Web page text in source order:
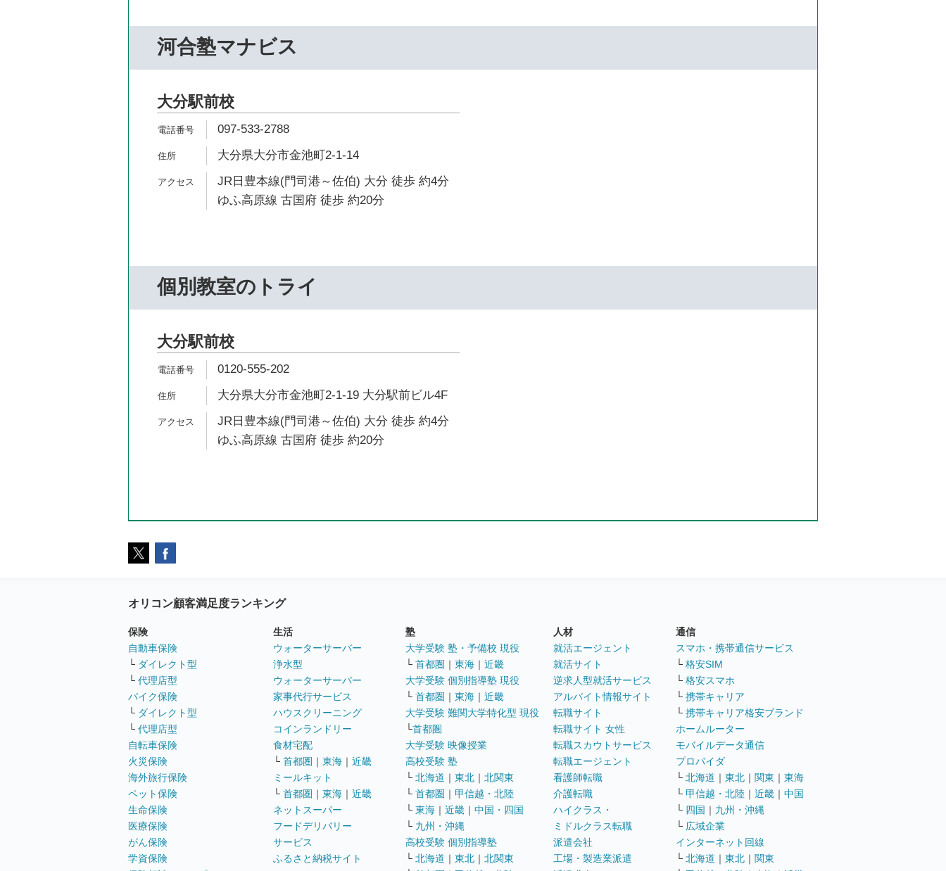
河合塾マナビス
大分駅前校
097-533-2788
大分県大分市金池町2-1-14
JR日豊本線(門司港～佐伯) 大分 徒歩 約4分
ゆふ高原線 古国府 徒歩 約20分
個別教室のトライ
大分駅前校
0120-555-202
大分県大分市金池町2-1-19 大分駅前ビル4F
JR日豊本線(門司港～佐伯) 大分 徒歩 約4分
ゆふ高原線 古国府 徒歩 約20分
オリコン顧客満足度ランキング
保険
自動車保険
└ ダイレクト型
└ 代理店型
バイク保険
└ ダイレクト型
└ 代理店型
自転車保険
火災保険
海外旅行保険
ペット保険
生命保険
医療保険
がん保険
学資保険
生活
ウォーターサーバー
浄水型
ウォーターサーバー
家事代行サービス
ハウスクリーニング
コインランドリー
食材宅配
└ 首都圏 ｜ 東海 ｜ 近畿
ミールキット
└ 首都圏 ｜ 東海 ｜ 近畿
ネットスーパー
フードデリバリー
サービス
ふるさと納税サイト
塾
大学受験 塾・予備校 現役
└ 首都圏 ｜ 東海 ｜ 近畿
大学受験 個別指導塾 現役
└ 首都圏 ｜ 東海 ｜ 近畿
大学受験 難関大学特化型 現役
└首都圏
大学受験 映像授業
高校受験 塾
└ 北海道 ｜ 東北 ｜ 北関東
└ 首都圏 ｜ 甲信越・北陸
└ 東海 ｜ 近畿 ｜ 中国・四国
└ 九州・沖縄
高校受験 個別指導塾
└ 北海道 ｜ 東北 ｜ 北関東
人材
就活エージェント
就活サイト
逆求人型就活サービス
アルバイト情報サイト
転職サイト
転職サイト 女性
転職スカウトサービス
転職エージェント
看護師転職
介護転職
ハイクラス・
ミドルクラス転職
派遣会社
工場・製造業派遣
通信
スマホ・携帯通信サービス
└ 格安SIM
└ 格安スマホ
└ 携帯キャリア
└ 携帯キャリア格安ブランド
ホームルーター
モバイルデータ通信
プロバイダ
└ 北海道 ｜ 東北 ｜ 関東 ｜ 東海
└ 甲信越・北陸 ｜ 近畿 ｜ 中国
└ 四国 ｜ 九州・沖縄
└ 広域企業
インターネット回線
└ 北海道 ｜ 東北 ｜ 関東